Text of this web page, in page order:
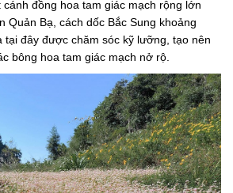
đồng hoa tam giác mạch rộng lớn
Quản Bạ, cách dốc Bắc Sung khoảng
tại đây được chăm sóc kỹ lưỡng, tạo nên
bông hoa tam giác mạch nở rộ.